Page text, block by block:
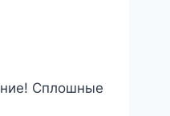
Сплошные